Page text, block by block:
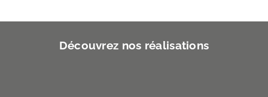
Découvrez nos réalisations